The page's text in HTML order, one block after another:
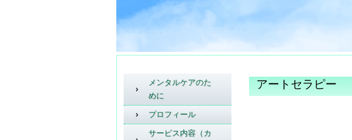
アートセラピー
メンタルケアのた
めに
プロフィール
サービス内容（カ